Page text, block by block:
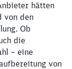
hätten
von den
Ob
die
– eine
von